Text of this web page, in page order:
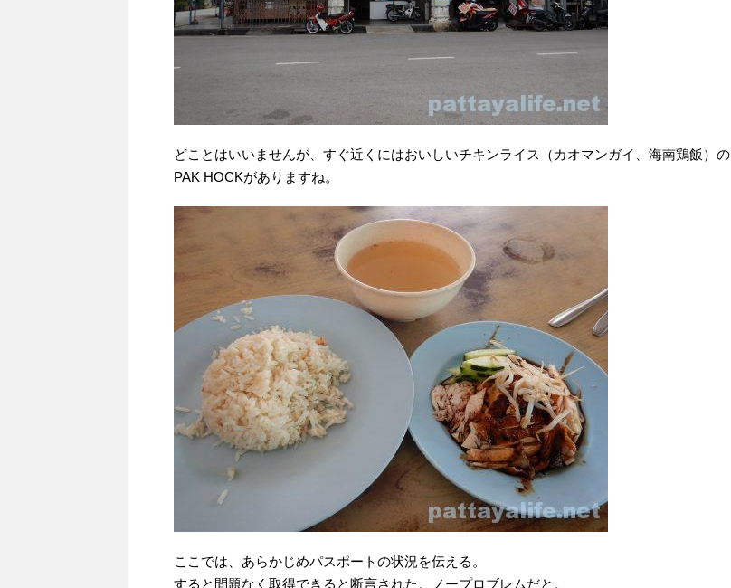
どことはいいませんが、すぐ近くにはおいしいチキンライス（カオマンガイ、海南鶏飯）の
PAK HOCKがありますね。
ここでは、あらかじめパスポートの状況を伝える。
すると問題なく取得できると断言された。ノープロブレムだと。